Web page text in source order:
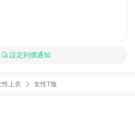
設定到價通知
性上衣 女性T恤